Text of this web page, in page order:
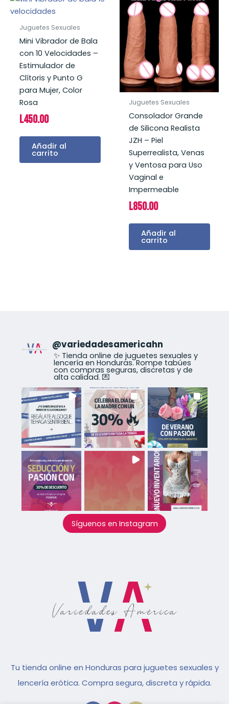
Juguetes Sexuales
Mini Vibrador de Bala
con 10 Velocidades –
Estimulador de
Clítoris y Punto G
para Mujer, Color
Rosa
L450.00
Añadir al
carrito
Juguetes Sexuales
Consolador Grande
de Silicona Realista
JZH – Piel
Superrealista, Venas
y Ventosa para Uso
Vaginal e
Impermeable
L850.00
Añadir al
carrito
@variedadesamericahn
✨ Tienda online de juguetes sexuales y
lencería en Honduras. Rompe tabúes
con compras seguras, discretas y de
alta calidad. 💌
Síguenos en Instagram
Tu tienda online en Honduras para juguetes sexuales y
lencería erótica. Compra segura, discreta y rápida.